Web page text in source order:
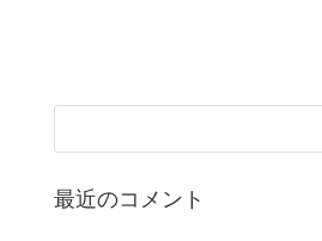
最近のコメント